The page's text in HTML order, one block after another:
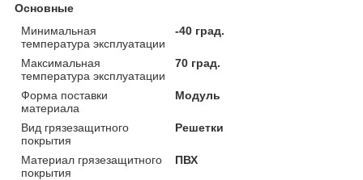
Основные
Минимальная
температура эксплуатации
-40 град.
Максимальная
температура эксплуатации
70 град.
Форма поставки
материала
Модуль
Вид грязезащитного
покрытия
Решетки
Материал грязезащитного
покрытия
ПВХ